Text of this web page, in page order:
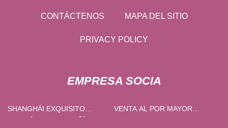
CONTÁCTENOS MAPA DEL SITIO
PRIVACY POLICY
EMPRESA SOCIA
SHANGHÁI EXQUISITO
VENTA AL POR MAYOR